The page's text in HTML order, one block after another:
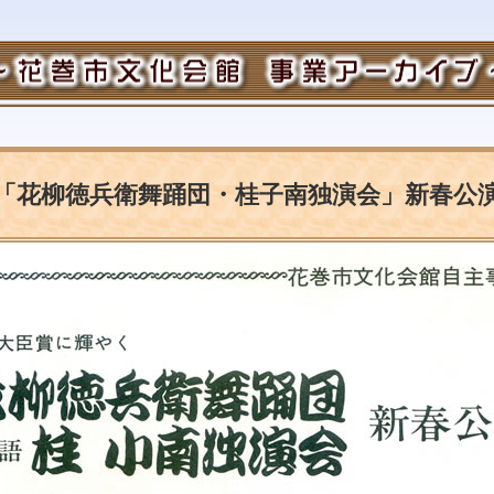
花柳徳兵衛舞踊団・桂子南独演会」新春公